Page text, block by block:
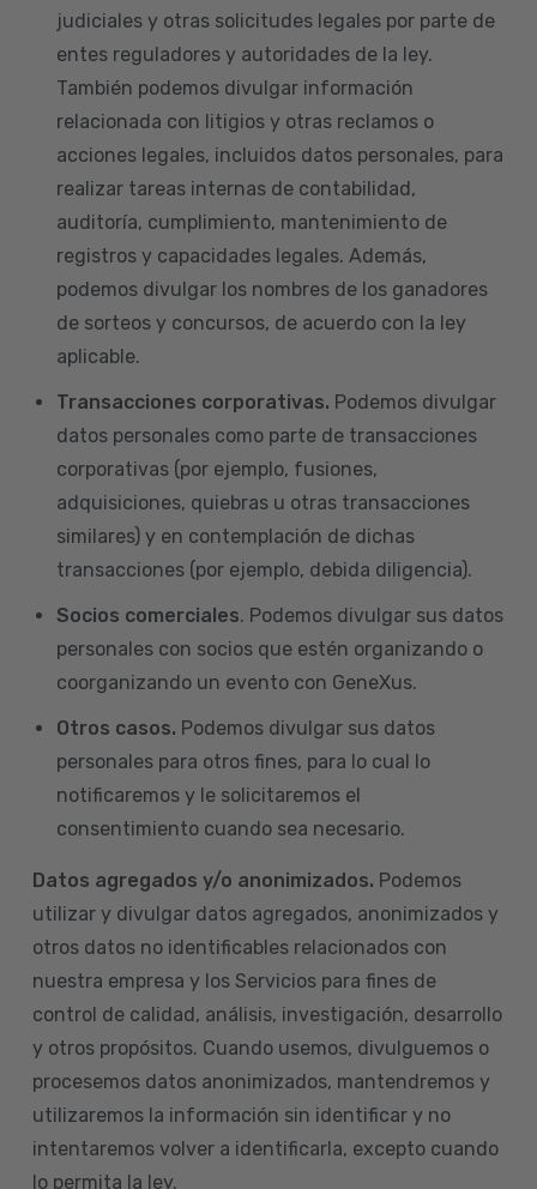
judiciales y otras solicitudes legales por parte de
entes reguladores y autoridades de la ley.
También podemos divulgar información
relacionada con litigios y otras reclamos o
acciones legales, incluidos datos personales, para
realizar tareas internas de contabilidad,
auditoría, cumplimiento, mantenimiento de
registros y capacidades legales. Además,
podemos divulgar los nombres de los ganadores
de sorteos y concursos, de acuerdo con la ley
aplicable.
Transacciones corporativas. Podemos divulgar
datos personales como parte de transacciones
corporativas (por ejemplo, fusiones,
adquisiciones, quiebras u otras transacciones
similares) y en contemplación de dichas
transacciones (por ejemplo, debida diligencia).
Socios comerciales. Podemos divulgar sus datos
personales con socios que estén organizando o
coorganizando un evento con GeneXus.
Otros casos. Podemos divulgar sus datos
personales para otros fines, para lo cual lo
notificaremos y le solicitaremos el
consentimiento cuando sea necesario.
Datos agregados y/o anonimizados. Podemos
utilizar y divulgar datos agregados, anonimizados y
otros datos no identificables relacionados con
nuestra empresa y los Servicios para fines de
control de calidad, análisis, investigación, desarrollo
y otros propósitos. Cuando usemos, divulguemos o
procesemos datos anonimizados, mantendremos y
utilizaremos la información sin identificar y no
intentaremos volver a identificarla, excepto cuando
lo permita la ley.